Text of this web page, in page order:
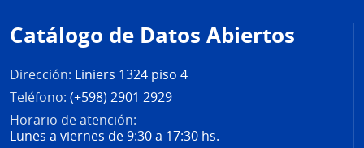
de
página
Catálogo de Datos Abiertos
Dirección: Liniers 1324 piso 4
Teléfono: (+598) 2901 2929
Horario de atención:
Lunes a viernes de 9:30 a 17:30 hs.